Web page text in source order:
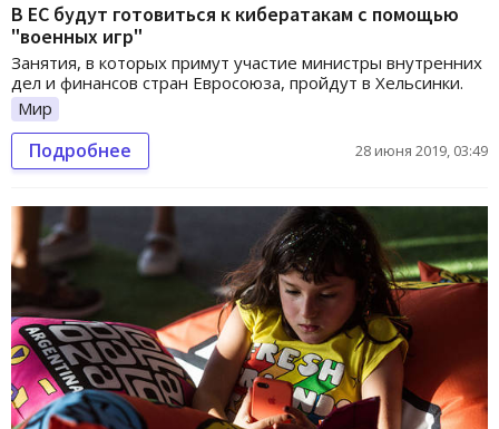
В ЕС будут готовиться к кибератакам с помощью
"военных игр"
Занятия, в которых примут участие министры внутренних
дел и финансов стран Евросоюза, пройдут в Хельсинки.
Мир
Подробнее 28 июня 2019, 03:49